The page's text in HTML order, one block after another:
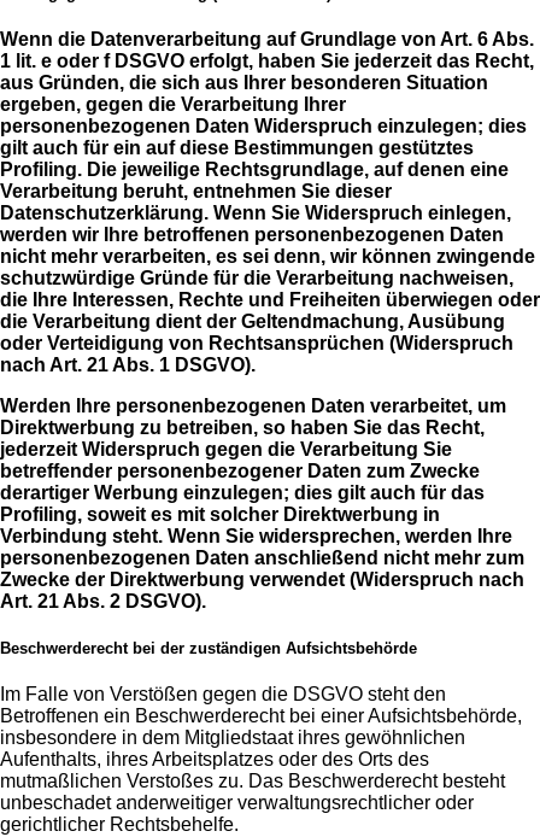
Wenn die Datenverarbeitung auf Grundlage von Art. 6 Abs.
1 lit. e oder f DSGVO erfolgt, haben Sie jederzeit das Recht,
aus Gründen, die sich aus Ihrer besonderen Situation
ergeben, gegen die Verarbeitung Ihrer
personenbezogenen Daten Widerspruch einzulegen; dies
gilt auch für ein auf diese Bestimmungen gestütztes
Profiling. Die jeweilige Rechtsgrundlage, auf denen eine
Verarbeitung beruht, entnehmen Sie dieser
Datenschutzerklärung. Wenn Sie Widerspruch einlegen,
werden wir Ihre betroffenen personenbezogenen Daten
nicht mehr verarbeiten, es sei denn, wir können zwingende
schutzwürdige Gründe für die Verarbeitung nachweisen,
die Ihre Interessen, Rechte und Freiheiten überwiegen oder
die Verarbeitung dient der Geltendmachung, Ausübung
oder Verteidigung von Rechtsansprüchen (Widerspruch
nach Art. 21 Abs. 1 DSGVO).
Werden Ihre personenbezogenen Daten verarbeitet, um
Direktwerbung zu betreiben, so haben Sie das Recht,
jederzeit Widerspruch gegen die Verarbeitung Sie
betreffender personenbezogener Daten zum Zwecke
derartiger Werbung einzulegen; dies gilt auch für das
Profiling, soweit es mit solcher Direktwerbung in
Verbindung steht. Wenn Sie widersprechen, werden Ihre
personenbezogenen Daten anschließend nicht mehr zum
Zwecke der Direktwerbung verwendet (Widerspruch nach
Art. 21 Abs. 2 DSGVO).
Beschwerderecht bei der zuständigen Aufsichtsbehörde
Im Falle von Verstößen gegen die DSGVO steht den
Betroffenen ein Beschwerderecht bei einer Aufsichtsbehörde,
insbesondere in dem Mitgliedstaat ihres gewöhnlichen
Aufenthalts, ihres Arbeitsplatzes oder des Orts des
mutmaßlichen Verstoßes zu. Das Beschwerderecht besteht
unbeschadet anderweitiger verwaltungsrechtlicher oder
gerichtlicher Rechtsbehelfe.